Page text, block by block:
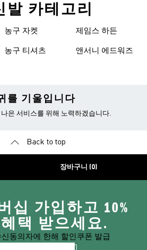
발 카테고리
농구 자켓
농구 티셔츠
제임스 하든
앤서니 에드워즈
를 기울입니다
은 서비스를 위해 노력하겠습니다.
Back to top
장바구니 (0)
십 가입하고 10%
택 받으세요.
동의자에 한해 할인쿠폰 발급